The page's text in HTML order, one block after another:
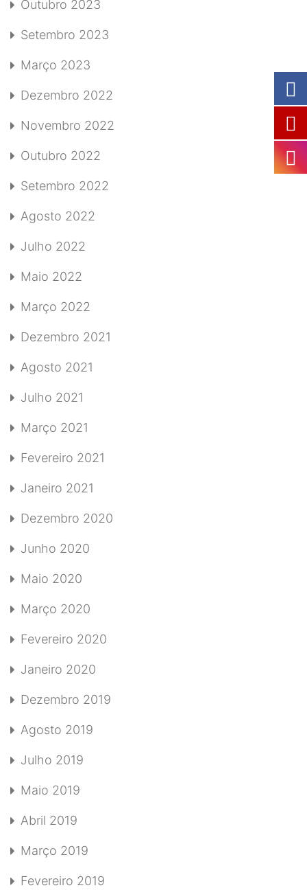
Outubro 2023
Setembro 2023
Março 2023
Dezembro 2022
Novembro 2022
Outubro 2022
Setembro 2022
Agosto 2022
Julho 2022
Maio 2022
Março 2022
Dezembro 2021
Agosto 2021
Julho 2021
Março 2021
Fevereiro 2021
Janeiro 2021
Dezembro 2020
Junho 2020
Maio 2020
Março 2020
Fevereiro 2020
Janeiro 2020
Dezembro 2019
Agosto 2019
Julho 2019
Maio 2019
Abril 2019
Março 2019
Fevereiro 2019